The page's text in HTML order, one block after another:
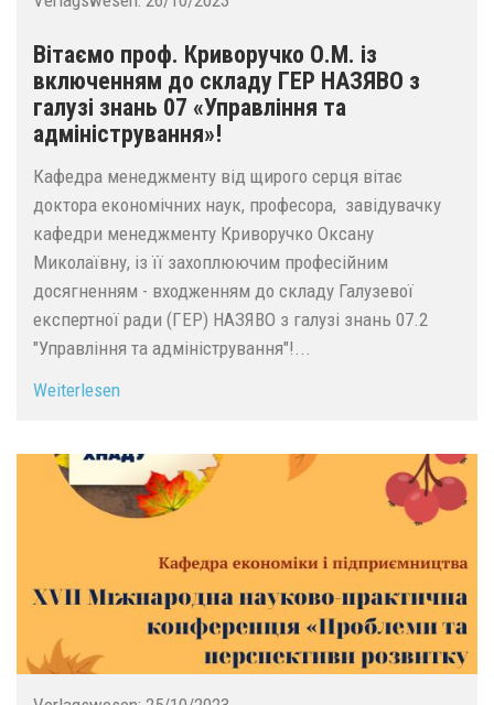
Вітаємо проф. Криворучко О.М. із
включенням до складу ГЕР НАЗЯВО з
галузі знань 07 «Управління та
адміністрування»!
Кафедра менеджменту від щирого серця вітає
доктора економічних наук, професора, завідувачку
кафедри менеджменту Криворучко Оксану
Миколаївну, із її захоплюючим професійним
досягненням - входженням до складу Галузевої
експертної ради (ГЕР) НАЗЯВО з галузі знань 07.2
"Управління та адміністрування"!...
Weiterlesen